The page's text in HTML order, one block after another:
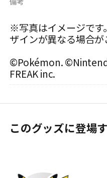
※写真はイメージです
ザインが異なる場合が
©Pokémon.
FREAK inc.
このグッズに登場